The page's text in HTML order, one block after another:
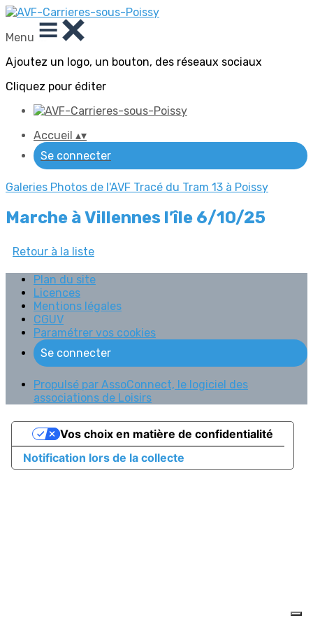
Menu
Ajoutez un logo, un bouton, des réseaux sociaux
Cliquez pour éditer
Accueil ▴▾
Se connecter
Galeries Photos de l'AVF Tracé du Tram 13 à Poissy
Marche à Villennes l’île 6/10/25
Retour à la liste
Plan du site
Licences
Mentions légales
CGUV
Paramétrer vos cookies
Se connecter
Propulsé par AssoConnect, le logiciel des
associations de Loisirs
Notification lors de la collecte
Vos choix en matière de confidentialité